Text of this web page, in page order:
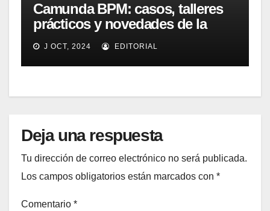
Camunda BPM: casos, talleres
prácticos y novedades de la
versión 8
J OCT, 2024 EDITORIAL
Deja una respuesta
Tu dirección de correo electrónico no será publicada.
Los campos obligatorios están marcados con *
Comentario *